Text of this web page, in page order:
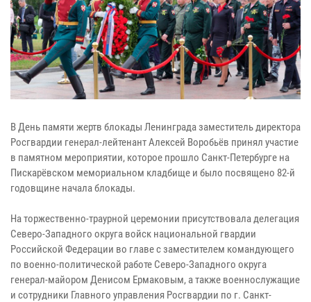
В День памяти жертв блокады Ленинграда заместитель директора
Росгвардии генерал-лейтенант Алексей Воробьёв принял участие
в памятном мероприятии, которое прошло Санкт-Петербурге на
Пискарёвском мемориальном кладбище и было посвящено 82-й
годовщине начала блокады.
На торжественно-траурной церемонии присутствовала делегация
Северо-Западного округа войск национальной гвардии
Российской Федерации во главе с заместителем командующего
по военно-политической работе Северо-Западного округа
генерал-майором Денисом Ермаковым, а также военнослужащие
и сотрудники Главного управления Росгвардии по г. Санкт-